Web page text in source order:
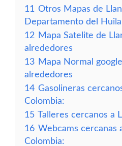
11 Otros Mapas de
Departamento del
12 Mapa Satelite de
alrededores
13 Mapa Normal
alrededores
14 Gasolineras
Colombia:
15 Talleres cercanos a
16 Webcams cercanas
Colombia: